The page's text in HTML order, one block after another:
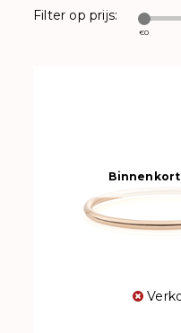
Filter op prijs:
€0